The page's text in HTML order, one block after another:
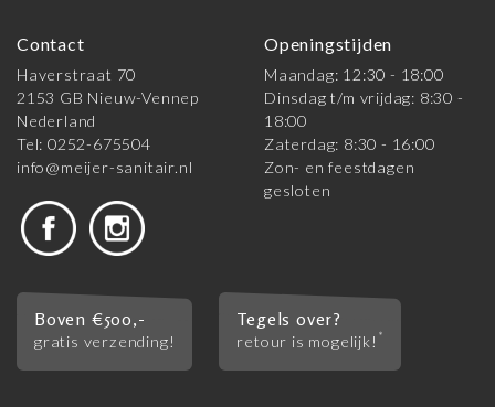
Contact
Haverstraat 70
2153 GB Nieuw-Vennep
Nederland
Tel: 0252-675504
info@meijer-sanitair.nl
Openingstijden
Maandag: 12:30 - 18:00
Dinsdag t/m vrijdag: 8:30 -
18:00
Zaterdag: 8:30 - 16:00
Zon- en feestdagen
gesloten
Boven €500,-
gratis verzending!
Tegels over?
retour is mogelijk! *